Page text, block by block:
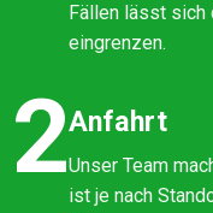
Fällen lässt sich
eingrenzen.
2Anfahrt
Unser Team
ist je nach